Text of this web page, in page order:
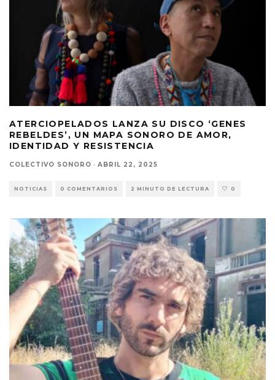
ATERCIOPELADOS LANZA SU DISCO ‘GENES
REBELDES’, UN MAPA SONORO DE AMOR,
IDENTIDAD Y RESISTENCIA
COLECTIVO SONORO · ABRIL 22, 2025
NOTICIAS 0 COMENTARIOS 2 MINUTO DE LECTURA 0